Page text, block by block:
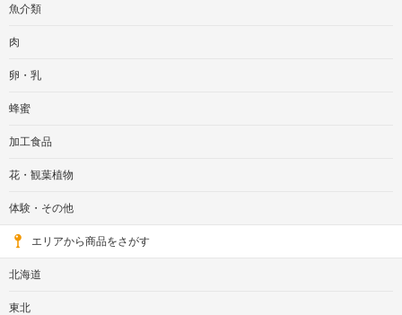
魚介類
肉
卵・乳
蜂蜜
加工食品
花・観葉植物
体験・その他
エリアから商品をさがす
北海道
東北